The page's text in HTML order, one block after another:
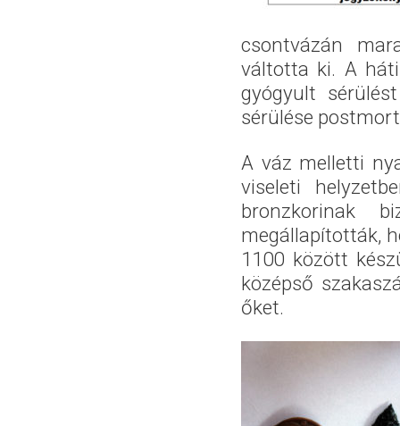
csontvázán
váltotta ki. A háti
gyógyult
sérülése
A váz melletti
viseleti
bronzkorinak
megállapították,
1100 között
középső
őket.